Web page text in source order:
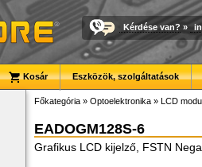
Kérdése van? »
Kosár Eszközök, szolgáltatások
Főkategória » Optoelektronika » LCD
EADOGM128S-6
Grafikus LCD kijelző, FSTN